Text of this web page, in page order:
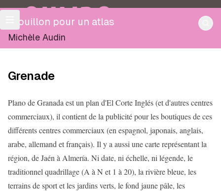
OULIPO
Brouillon pour un atlas
Michèle Audin
Grenade
Plano de Granada est un plan d'El Corte Inglés (et d'autres centres
commerciaux), il contient de la publicité pour les boutiques de ces
différents centres commerciaux (en espagnol, japonais, anglais,
arabe, allemand et français). Il y a aussi une carte représentant la
région, de Jaén à Almería. Ni date, ni échelle, ni légende, le
traditionnel quadrillage (A à N et 1 à 20), la rivière bleue, les
terrains de sport et les jardins verts, le fond jaune pâle, les